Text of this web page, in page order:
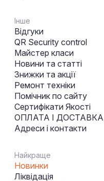
Інше
Відгуки
QR Security control
Майстер класи
Новини та статті
Знижки та акції
Ремонт техніки
Помічник по сайту
Сертифікати Якості
ОПЛАТА І ДОСТАВКА
Адреси і контакти
Найкраще
Новинки
Ліквідація